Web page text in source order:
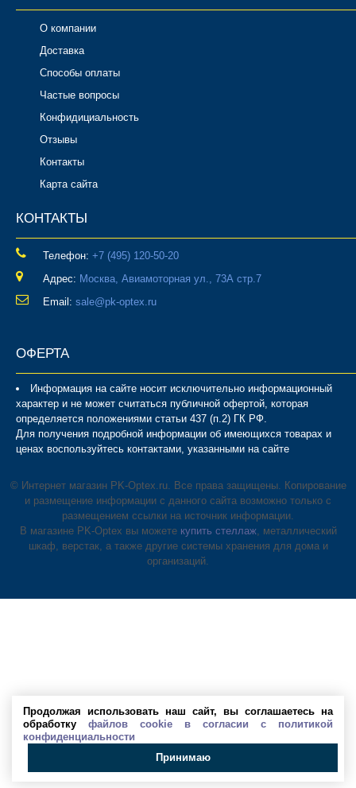
О компании
Доставка
Способы оплаты
Частые вопросы
Конфидициальность
Отзывы
Контакты
Карта сайта
КОНТАКТЫ
Телефон: ‎+7 (495) 120-50-20
Адрес: Москва, Авиамоторная ул., 73А стр.7
Email: sale@pk-optex.ru
ОФЕРТА
Информация на сайте носит исключительно информационный
характер и не может считаться публичной офертой, которая
определяется положениями статьи 437 (п.2) ГК РФ.
Для получения подробной информации об имеющихся товарах и
ценах воспользуйтесь контактами, указанными на сайте
© Интернет магазин PK-Optex.ru. Все права защищены. Копирование
и размещение информации с данного сайта возможно только с
размещением ссылки на источник информации.
В магазине PK-Optex вы можете купить стеллаж, металлический
шкаф, верстак, а также другие системы хранения для дома и
организаций.
Продолжая использовать наш сайт, вы соглашаетесь на
обработку файлов cookie в согласии с политикой
конфиденциальности
Принимаю